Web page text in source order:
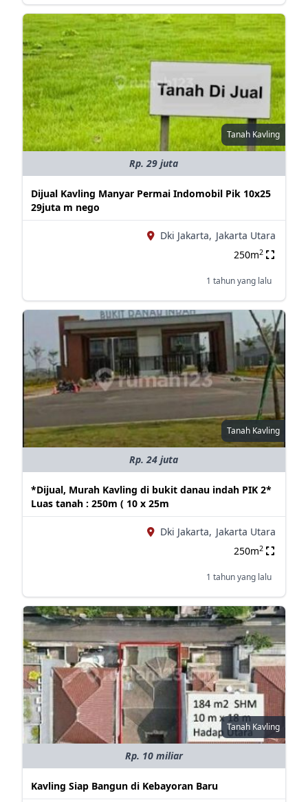
Tanah Kavling
Rp. 29 juta
Dijual Kavling Manyar Permai Indomobil Pik 10x25
29juta m nego
Dki Jakarta, Jakarta Utara
250m2
1 tahun yang lalu
Tanah Kavling
Rp. 24 juta
*Dijual, Murah Kavling di bukit danau indah PIK 2*
Luas tanah : 250m ( 10 x 25m
Dki Jakarta, Jakarta Utara
250m2
1 tahun yang lalu
Tanah Kavling
Rp. 10 miliar
Kavling Siap Bangun di Kebayoran Baru